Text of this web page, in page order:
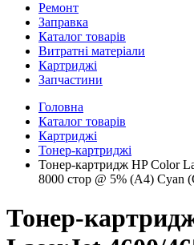
Ремонт
Заправка
Каталог товарів
Витратні матеріали
Картриджі
Запчастини
Головна
Каталог товарів
Картриджі
Тонер-картриджі
Тонер-картридж HP Color
8000 стор @ 5% (A4) Cyan
Тонер-